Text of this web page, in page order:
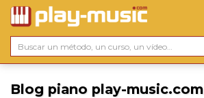
Blog piano play-music.com